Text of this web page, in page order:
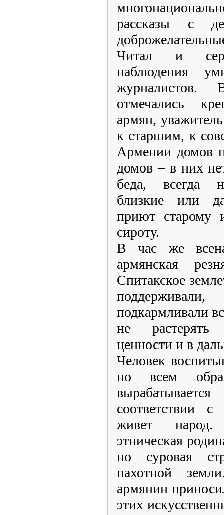
рассказы с
Читал и
наблюдения
отмечались
армян,
к старшим, к
Армении домов
домов – в них
беда, всегда
близкие или
приют старому
сироту.
В час же
армянская
Спитакское
подкармливали
не растерять
ценности и в
Человек
но всем
соответствии
живет народ.
этническая
но суровая
пахотной
армянин
этих